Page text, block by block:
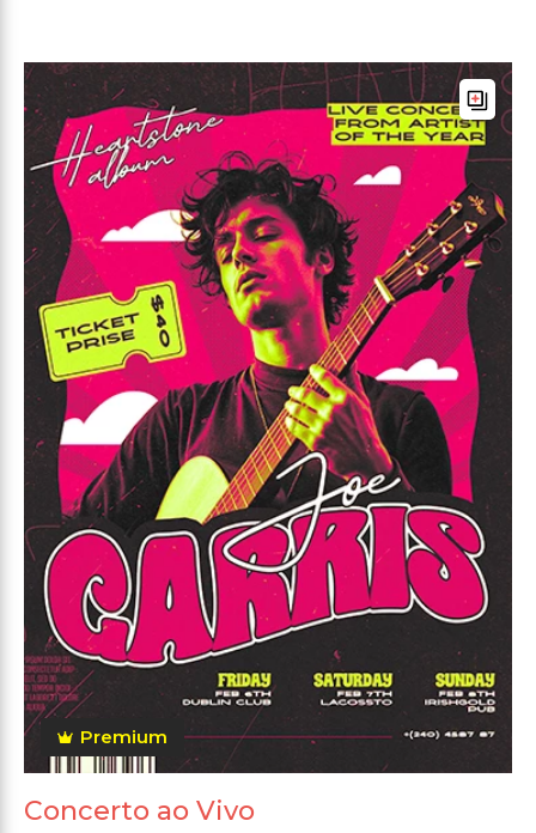
Premium
Concerto ao Vivo